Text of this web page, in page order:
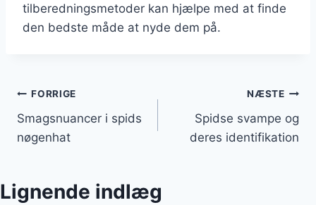
tilberedningsmetoder kan hjælpe med at finde
den bedste måde at nyde dem på.
Indlægsnavigation
FORRIGE
Smagsnuancer i spids
nøgenhat
NÆSTE
Spidse svampe og
deres identifikation
Lignende indlæg